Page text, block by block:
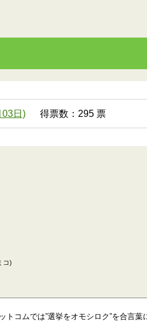
03日) 得票数：295 票
コ)
トコムでは”選挙をオモシロク”を合言